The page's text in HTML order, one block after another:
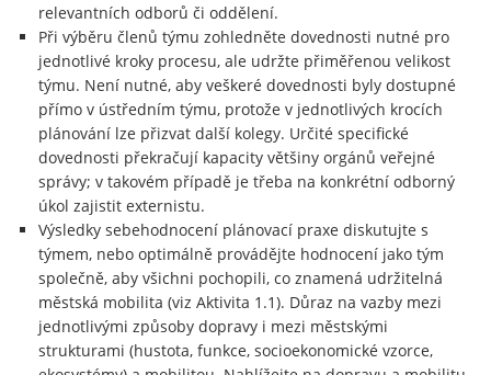
relevantních odborů či oddělení.
Při výběru členů týmu zohledněte dovednosti nutné pro
jednotlivé kroky procesu, ale udržte přiměřenou velikost
týmu. Není nutné, aby veškeré dovednosti byly dostupné
přímo v ústředním týmu, protože v jednotlivých krocích
plánování lze přizvat další kolegy. Určité specifické
dovednosti překračují kapacity většiny orgánů veřejné
správy; v takovém případě je třeba na konkrétní odborný
úkol zajistit externistu.
Výsledky sebehodnocení plánovací praxe diskutujte s
týmem, nebo optimálně provádějte hodnocení jako tým
společně, aby všichni pochopili, co znamená udržitelná
městská mobilita (viz Aktivita 1.1). Důraz na vazby mezi
jednotlivými způsoby dopravy i mezi městskými
strukturami (hustota, funkce, socioekonomické vzorce,